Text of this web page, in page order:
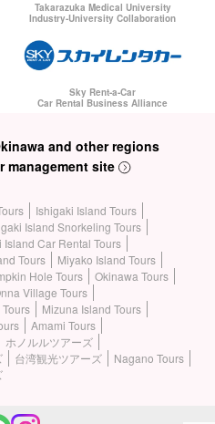
Takarazuka Medical University
Industry-University Collaboration
Sky Rent-a-Car
Car Rental Business Alliance
and other regions
site
Ishigaki Island Tours
Island Snorkeling Tours
Island Car Rental Tours
Tours
Miyako Island Tours
Hole Tours
Okinawa Tours
Village Tours
Mizuna Island Tours
Amami Tours
ホノルルツアーズ
台湾観光ツアーズ
Nagano Tours